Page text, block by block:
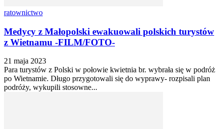
ratownictwo
Medycy z Małopolski ewakuowali polskich turystów
z Wietnamu -FILM/FOTO-
21 maja 2023
Para turystów z Polski w połowie kwietnia br. wybrała się w podróż
po Wietnamie. Długo przygotowali się do wyprawy- rozpisali plan
podróży, wykupili stosowne...